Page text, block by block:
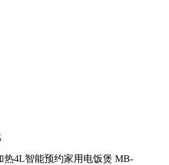
热4L智能预约家用电饭煲 MB-